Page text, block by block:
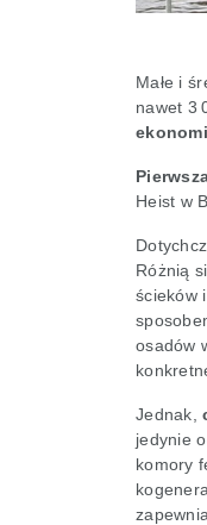
Małe i
nawet 3
Heist w
Różnią
ścieków
osadów
Jednak,
jedynie
komory